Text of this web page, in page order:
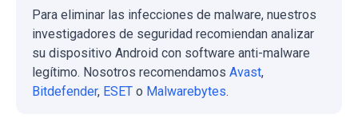
Para eliminar las infecciones de malware, nuestros
investigadores de seguridad recomiendan analizar
su dispositivo Android con software anti-malware
legítimo. Nosotros recomendamos Avast,
Bitdefender, ESET o Malwarebytes.